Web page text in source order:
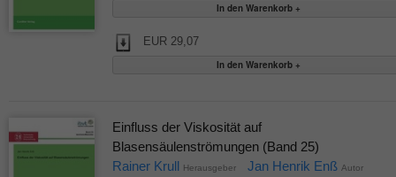
EUR 29,07
Einfluss der Viskosität auf
Blasensäulenströmungen (Band 25)
Rainer Krull Herausgeber Jan Henrik Enß Autor